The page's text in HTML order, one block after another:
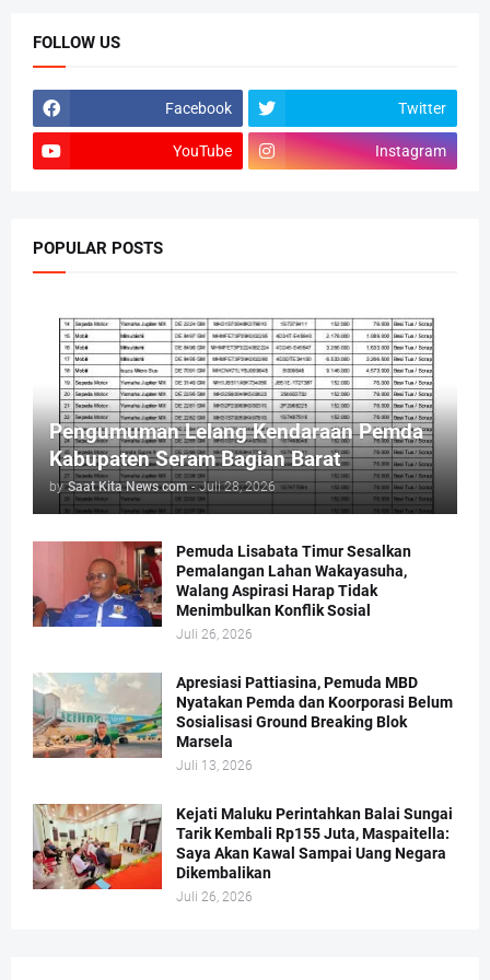
FOLLOW US
Facebook Twitter
YouTube Instagram
POPULAR POSTS
Pengumuman Lelang Kendaraan Pemda
Kabupaten Seram Bagian Barat
by Saat Kita News com - Juli 28, 2026
Pemuda Lisabata Timur Sesalkan
Pemalangan Lahan Wakayasuha,
Walang Aspirasi Harap Tidak
Menimbulkan Konflik Sosial
Juli 26, 2026
Apresiasi Pattiasina, Pemuda MBD
Nyatakan Pemda dan Koorporasi Belum
Sosialisasi Ground Breaking Blok
Marsela
Juli 13, 2026
Kejati Maluku Perintahkan Balai Sungai
Tarik Kembali Rp155 Juta, Maspaitella:
Saya Akan Kawal Sampai Uang Negara
Dikembalikan
Juli 26, 2026